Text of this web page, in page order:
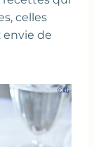
celles
envie de